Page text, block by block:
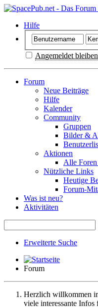
Hilfe
Angemeldet
Forum
Neue Beiträge
Hilfe
Kalender
Community
Gruppen
Bilder &
Aktionen
Alle Foren
Nützliche Links
Heutige
Forum-
Was ist neu?
Aktivitäten
Erweiterte Suche
Forum
Herzlich willkommen
viele interessante